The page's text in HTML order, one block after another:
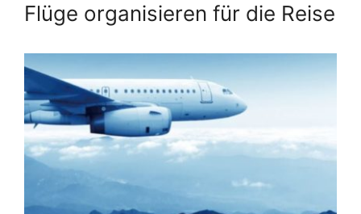
Flüge organisieren für die Reise